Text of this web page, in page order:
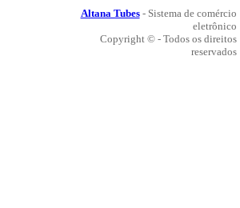
Altana Tubes- Sistema de comércio
eletrônico
Copyright © - Todos os direitos
reservados